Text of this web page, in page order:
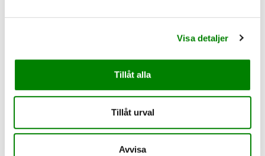
Visa detaljer
Tillåt alla
Tillåt urval
Avvisa
Vår kärlek kan aldrig dö
Älskad-Saknad
Vi möts igen